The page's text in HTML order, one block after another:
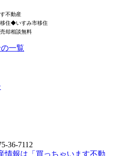
不動産
住◆いすみ市移住
却相談無料
一覧
36-7112